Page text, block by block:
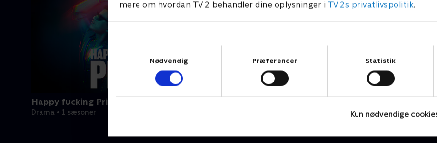
mere om hvordan TV 2 behandler dine oplysninger i TV 2s privatlivspolitik.
Nødvendig
Præferencer Statistik
Kun nødvendige
Happy fucking Pride
Drama • 1 sæsoner